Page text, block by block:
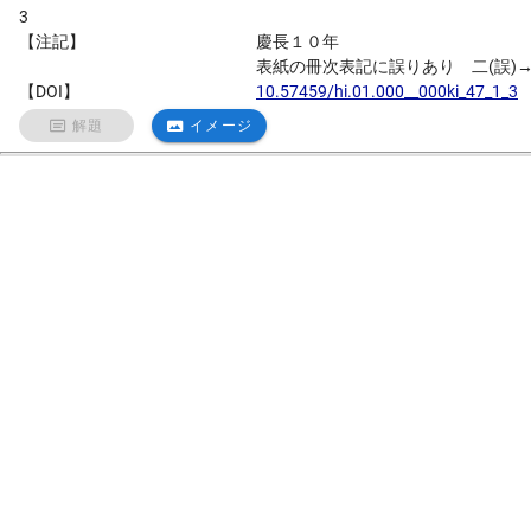
3
【注記】
慶長１０年
表紙の冊次表記に誤りあり 二(誤
【DOI】
10.57459/hi.01.000__000ki_47_1_3
解題 イメージ